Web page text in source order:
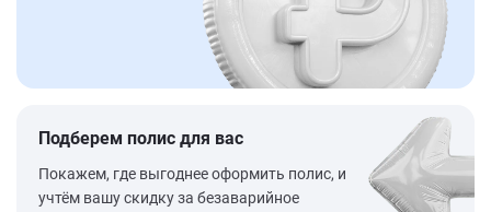
Подберем полис для вас
Покажем, где выгоднее оформить полис, и
учтём вашу скидку за безаварийное